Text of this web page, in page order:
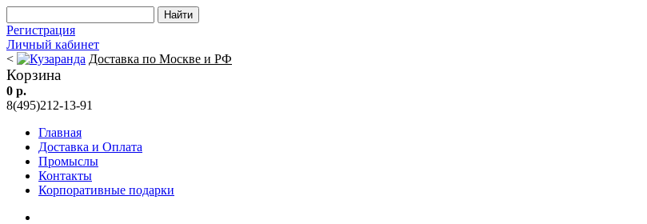
Регистрация
Личный кабинет
<
Доставка по Москве и РФ
Корзина
0 р.
8(495)212-13-91
Главная
Доставка и Оплата
Промыслы
Контакты
Корпоративные подарки